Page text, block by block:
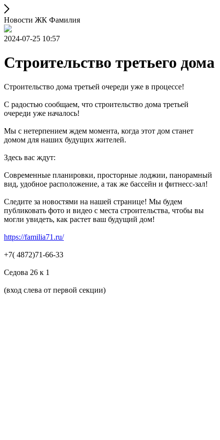
Новости ЖК Фамилия
2024-07-25 10:57
Строительство третьего дома
Строительство дома третьей очереди уже в процессе!
С радостью сообщаем, что строительство дома третьей
очереди уже началось!
Мы с нетерпением ждем момента, когда этот дом станет
домом для наших будущих жителей.
Здесь вас ждут:
Современные планировки, просторные лоджии, панорамный
вид, удобное расположение, а так же бассейн и фитнесс-зал!
Следите за новостями на нашей странице! Мы будем
публиковать фото и видео с места строительства, чтобы вы
могли увидеть, как растет ваш будущий дом!
https://familia71.ru/
+7( 4872)71-66-33
Седова 26 к 1
(вход слева от первой секции)